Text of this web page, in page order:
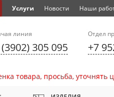
Услуги Новости Наши
линия
305 095
Отдел
+7
товара, просьба, уточнять